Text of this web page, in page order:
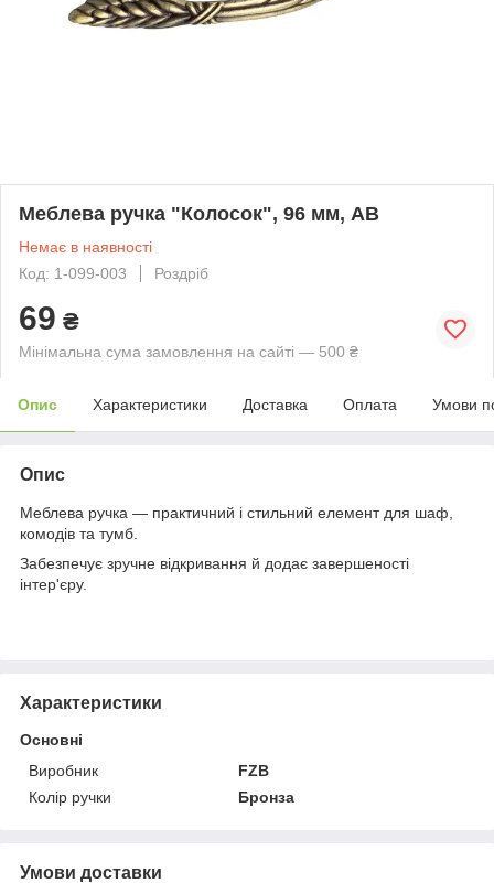
Меблева ручка "Колосок", 96 мм, AB
Немає в наявності
Код: 1-099-003
Роздріб
69 ₴
Мінімальна сума замовлення на сайті — 500 ₴
Опис Характеристики Доставка Оплата Умови
Опис
Меблева ручка — практичний і стильний елемент для шаф,
комодів та тумб.
Забезпечує зручне відкривання й додає завершеності
інтер'єру.
Характеристики
Основні
Виробник
FZB
Колір ручки
Бронза
Умови доставки